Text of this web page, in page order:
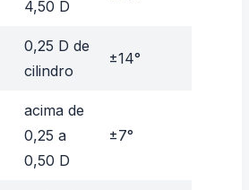
4,50 D
0,25 D de
cilindro
±14°
acima de
0,25 a
0,50 D
±7°